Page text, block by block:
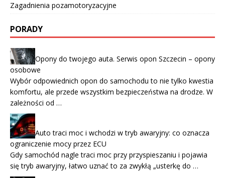
Zagadnienia pozamotoryzacyjne
PORADY
Opony do twojego auta. Serwis opon Szczecin – opony
osobowe
Wybór odpowiednich opon do samochodu to nie tylko kwestia
komfortu, ale przede wszystkim bezpieczeństwa na drodze. W
zależności od …
Auto traci moc i wchodzi w tryb awaryjny: co oznacza
ograniczenie mocy przez ECU
Gdy samochód nagle traci moc przy przyspieszaniu i pojawia
się tryb awaryjny, łatwo uznać to za zwykłą „usterkę do …